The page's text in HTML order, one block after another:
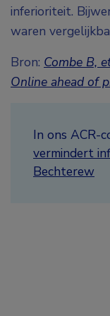
inferioriteit.
waren
Bron: Combe B,
Online ahead of
In ons ACR-
vermindert
Bechterew